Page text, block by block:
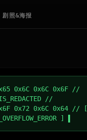
剧照&海报
0x6C 0x6C 0x6F //
//
0x72 0x6C 0x64 // [
]